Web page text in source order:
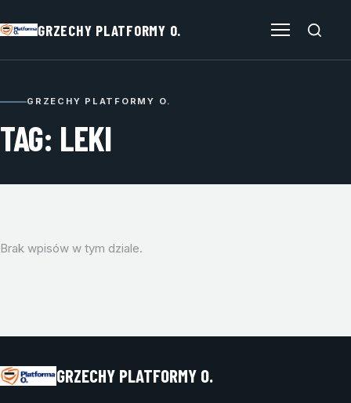
GRZECHY PLATFORMY O.
GRZECHY PLATFORMY O.
TAG: LEKI
Brak wpisów w tym dziale.
GRZECHY PLATFORMY O.